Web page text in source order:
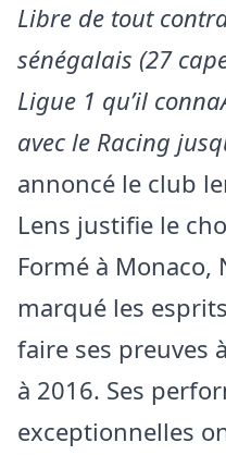
Libre de tout
sénégalais (27
Ligue 1 qu’il
avec le Racing
annoncé le club
Lens justifie le
Formé à Monaco,
marqué les
faire ses preuves
à 2016. Ses
exceptionnelles